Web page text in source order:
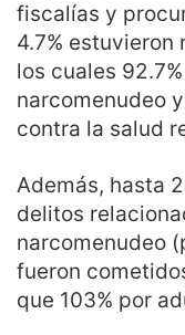
fiscalías y
4.7% estuvieron
los cuales
narcomenudeo
contra la salud
Además, hasta
delitos
narcomenudeo
fueron
que 103% por